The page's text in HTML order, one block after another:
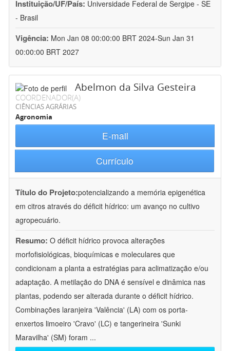
Instituição/UF/País: Universidade Federal de Sergipe - SE
- Brasil
Vigência: Mon Jan 08 00:00:00 BRT 2024-Sun Jan 31
00:00:00 BRT 2027
Abelmon da Silva Gesteira
COORDENADOR(A)
CIÊNCIAS AGRÁRIAS
Agronomia
E-mail
Currículo
Título do Projeto:potencializando a memória epigenética
em citros através do déficit hídrico: um avanço no cultivo
agropecuário.
Resumo: O déficit hídrico provoca alterações
morfofisiológicas, bioquímicas e moleculares que
condicionam a planta a estratégias para aclimatização e/ou
adaptação. A metilação do DNA é sensível e dinâmica nas
plantas, podendo ser alterada durante o déficit hídrico.
Combinações laranjeira 'Valência' (LA) com os porta-
enxertos limoeiro 'Cravo' (LC) e tangerineira 'Sunki
Maravilha' (SM) foram ...